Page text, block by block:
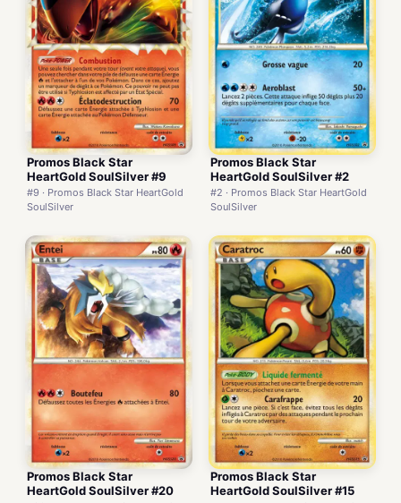
Promos Black Star
HeartGold SoulSilver #9
#9 · Promos Black Star HeartGold
SoulSilver
Promos Black Star
HeartGold SoulSilver #2
#2 · Promos Black Star HeartGold
SoulSilver
Promos Black Star
HeartGold SoulSilver #20
Promos Black Star
HeartGold SoulSilver #15